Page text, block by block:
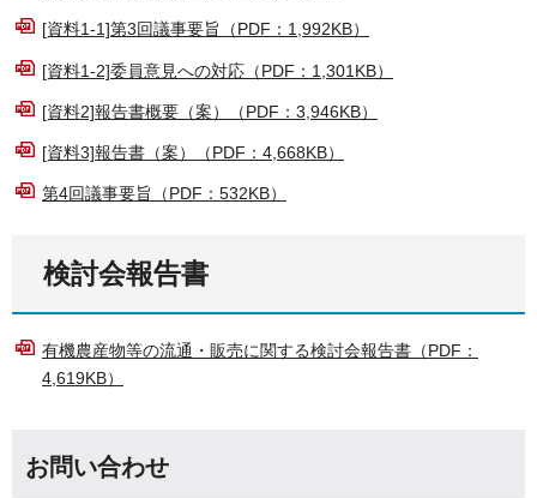
[資料1-1]第3回議事要旨（PDF：1,992KB）
[資料1-2]委員意見への対応（PDF：1,301KB）
[資料2]報告書概要（案）（PDF：3,946KB）
[資料3]報告書（案）（PDF：4,668KB）
第4回議事要旨（PDF：532KB）
検討会報告書
有機農産物等の流通・販売に関する検討会報告書（PDF：
4,619KB）
お問い合わせ